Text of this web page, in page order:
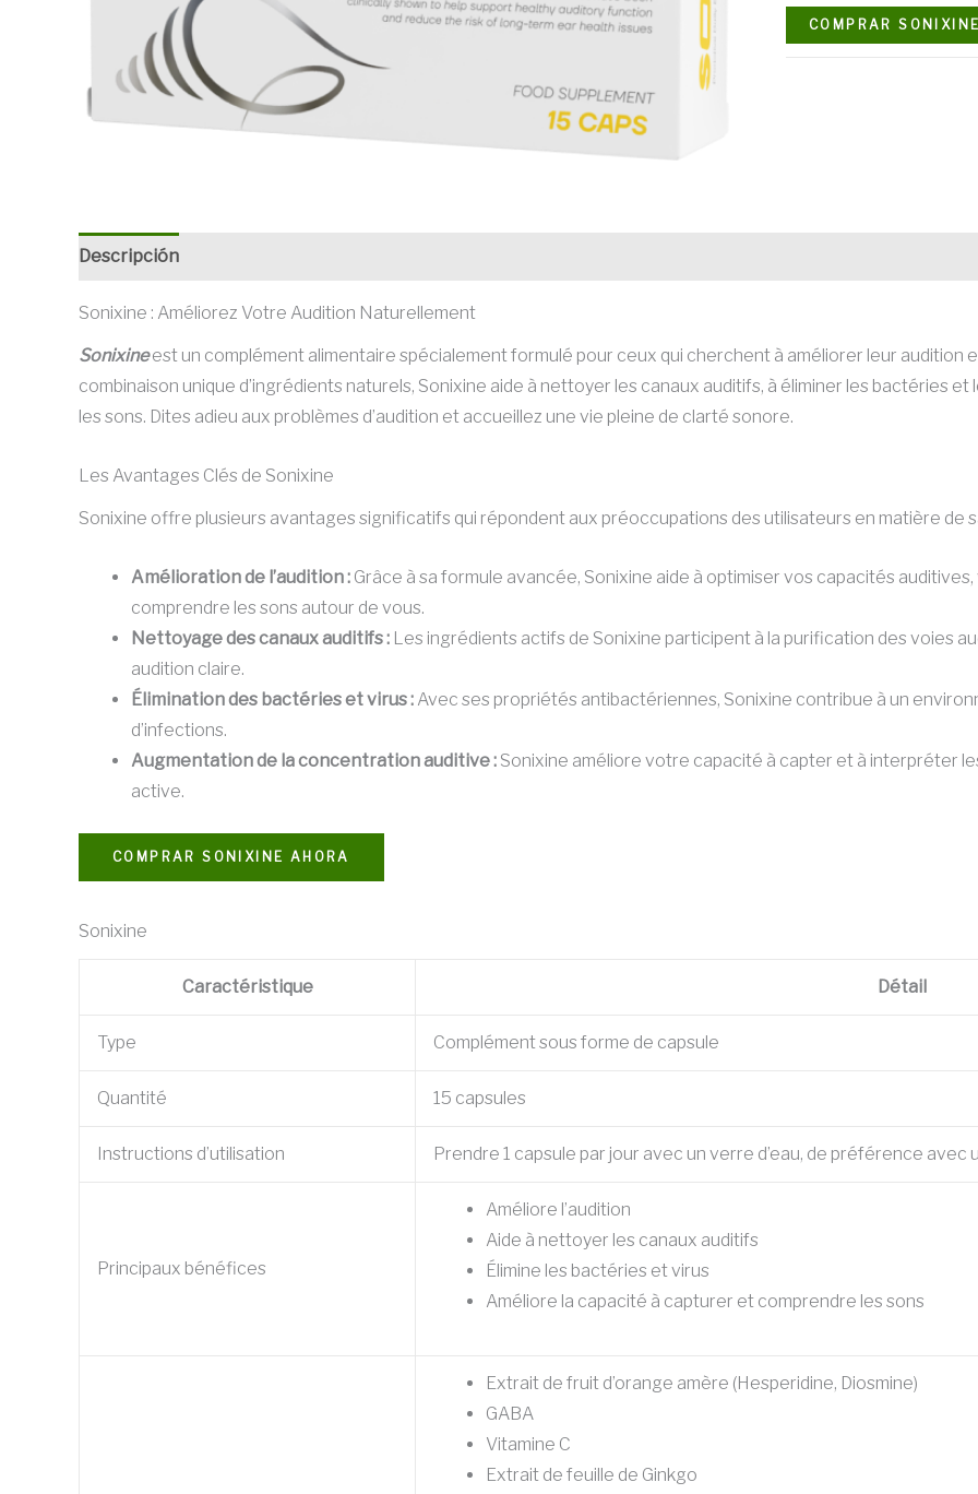
COMPRAR
Descripción
Sonixine : Améliorez Votre Audition Naturellement
Sonixineest un complément alimentaire spécialement formulé pour ceux qui cherchent à améliorer leur audition
combinaison unique d’ingrédients naturels, Sonixine aide à nettoyer les canaux auditifs, à éliminer les bactéries
les sons. Dites adieu aux problèmes d’audition et accueillez une vie pleine de clarté sonore.
Les Avantages Clés de Sonixine
Sonixine offre plusieurs avantages significatifs qui répondent aux préoccupations des utilisateurs en matière de
Amélioration de l’audition : Grâce à sa formule avancée, Sonixine aide à optimiser vos capacités
comprendre les sons autour de vous.
Nettoyage des canaux auditifs : Les ingrédients actifs de Sonixine participent à la purification des voies
audition claire.
Élimination des bactéries et virus : Avec ses propriétés antibactériennes, Sonixine contribue à un
d’infections.
Augmentation de la concentration auditive : Sonixine améliore votre capacité à capter et à interpréter
active.
COMPRAR SONIXINE AHORA
Sonixine
Caractéristique Détail
Type Complément sous forme de capsule
Quantité 15 capsules
Instructions d’utilisation Prendre 1 capsule par jour avec un verre d’eau, de préférence avec
Principaux bénéfices
Améliore l’audition
Aide à nettoyer les canaux auditifs
Élimine les bactéries et virus
Améliore la capacité à capturer et comprendre les sons
Extrait de fruit d’orange amère (Hesperidine, Diosmine)
GABA
Vitamine C
Extrait de feuille de Ginkgo